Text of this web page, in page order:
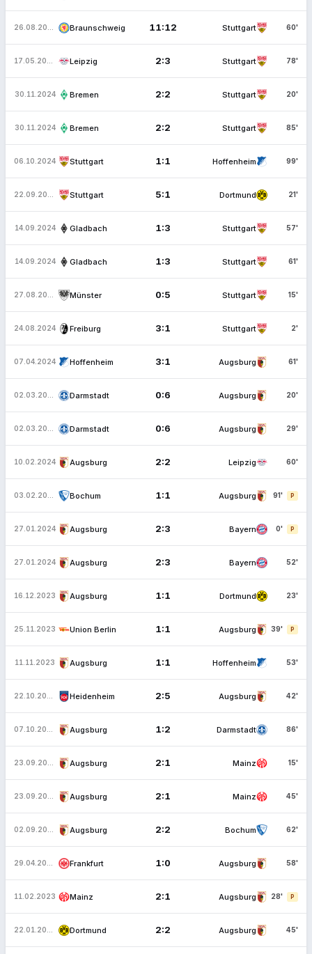
Braunschweig 11:12 Stuttgart 60'
Leipzig 2:3 Stuttgart 78'
30.11.2024 Bremen 2:2 Stuttgart 20'
30.11.2024 Bremen 2:2 Stuttgart 85'
06.10.2024 Stuttgart 1:1 Hoffenheim 99'
Stuttgart 5:1 Dortmund 21'
14.09.2024 Gladbach 1:3 Stuttgart 57'
14.09.2024 Gladbach 1:3 Stuttgart 61'
Münster 0:5 Stuttgart 15'
24.08.2024 Freiburg 3:1 Stuttgart 2'
07.04.2024 Hoffenheim 3:1 Augsburg 61'
Darmstadt 0:6 Augsburg 20'
Darmstadt 0:6 Augsburg 29'
10.02.2024 Augsburg 2:2 Leipzig 60'
Bochum 1:1 Augsburg 91' P
27.01.2024 Augsburg 2:3 Bayern 0' P
27.01.2024 Augsburg 2:3 Bayern 52'
16.12.2023 Augsburg 1:1 Dortmund 23'
25.11.2023 Union Berlin 1:1 Augsburg 39' P
11.11.2023 Augsburg 1:1 Hoffenheim 53'
Heidenheim 2:5 Augsburg 42'
Augsburg 1:2 Darmstadt 86'
Augsburg 2:1 Mainz 15'
Augsburg 2:1 Mainz 45'
Augsburg 2:2 Bochum 62'
Frankfurt 1:0 Augsburg 58'
11.02.2023 Mainz 2:1 Augsburg 28' P
Dortmund 2:2 Augsburg 45'